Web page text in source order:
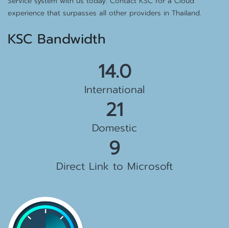
experience that surpasses all other providers in Thailand.
KSC Bandwidth
15.5 Gbps
International
23 Gbps
Domestic
10 Gbps
Direct Link to Microsoft